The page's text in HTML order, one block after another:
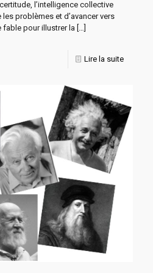
l’intelligence collective
problèmes et d’avancer vers
fable pour illustrer la […]
Lire la suite